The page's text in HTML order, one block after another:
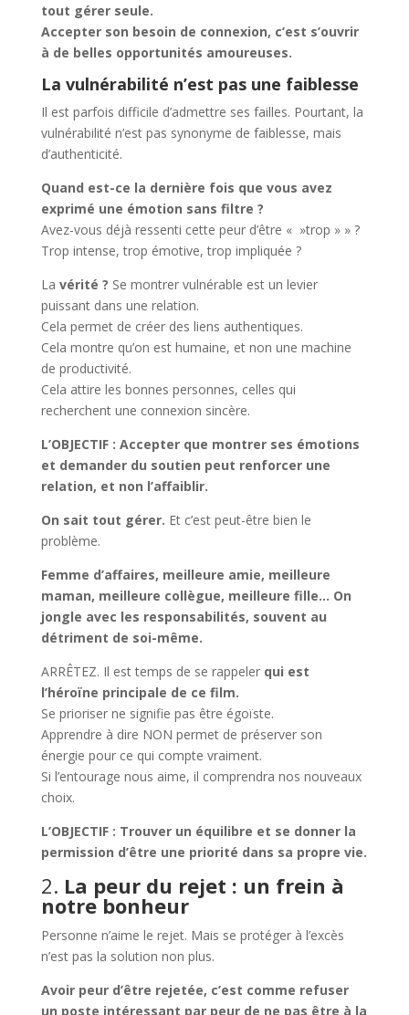
tout gérer seule.
Accepter son besoin de connexion, c’est s’ouvrir
à de belles opportunités amoureuses.
La vulnérabilité n’est pas une faiblesse
Il est parfois difficile d’admettre ses failles. Pourtant, la
vulnérabilité n’est pas synonyme de faiblesse, mais
d’authenticité.
Quand est-ce la dernière fois que vous avez
exprimé une émotion sans filtre ?
Avez-vous déjà ressenti cette peur d’être « »trop » » ?
Trop intense, trop émotive, trop impliquée ?
La vérité ? Se montrer vulnérable est un levier
puissant dans une relation.
Cela permet de créer des liens authentiques.
Cela montre qu’on est humaine, et non une machine
de productivité.
Cela attire les bonnes personnes, celles qui
recherchent une connexion sincère.
L’OBJECTIF : Accepter que montrer ses émotions
et demander du soutien peut renforcer une
relation, et non l’affaiblir.
On sait tout gérer. Et c’est peut-être bien le
problème.
Femme d’affaires, meilleure amie, meilleure
maman, meilleure collègue, meilleure fille… On
jongle avec les responsabilités, souvent au
détriment de soi-même.
ARRÊTEZ. Il est temps de se rappeler qui est
l’héroïne principale de ce film.
Se prioriser ne signifie pas être égoïste.
Apprendre à dire NON permet de préserver son
énergie pour ce qui compte vraiment.
Si l’entourage nous aime, il comprendra nos nouveaux
choix.
L’OBJECTIF : Trouver un équilibre et se donner la
permission d’être une priorité dans sa propre vie.
2. La peur du rejet : un frein à
notre bonheur
Personne n’aime le rejet. Mais se protéger à l’excès
n’est pas la solution non plus.
Avoir peur d’être rejetée, c’est comme refuser
un poste intéressant par peur de ne pas être à la